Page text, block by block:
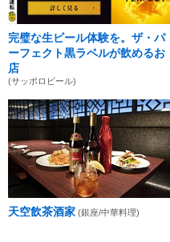
完璧な生ビール体験を。ザ・パ
ーフェクト黒ラベルが飲めるお
店
(サッポロビール)
天空飲茶酒家 (銀座/中華料理)